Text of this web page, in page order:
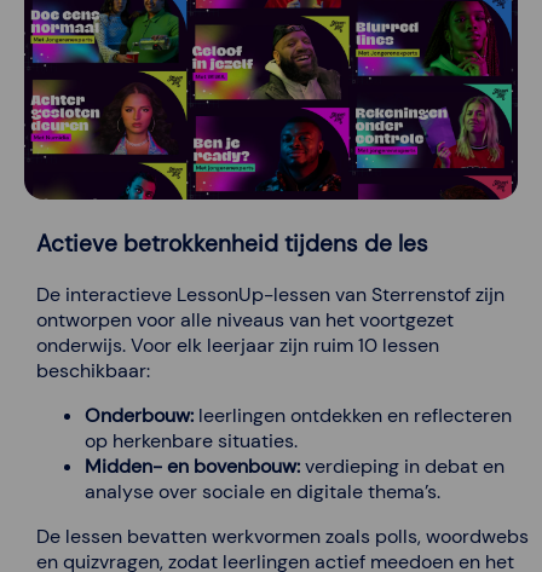
Actieve betrokkenheid tijdens de les
De interactieve LessonUp-lessen van Sterrenstof zijn
ontworpen voor alle niveaus van het voortgezet
onderwijs. Voor elk leerjaar zijn ruim 10 lessen
beschikbaar:
Onderbouw: leerlingen ontdekken en reflecteren
op herkenbare situaties.
Midden- en bovenbouw:verdieping in debat en
analyse over sociale en digitale thema’s.
De lessen bevatten werkvormen zoals polls, woordwebs
en quizvragen, zodat leerlingen actief meedoen en het